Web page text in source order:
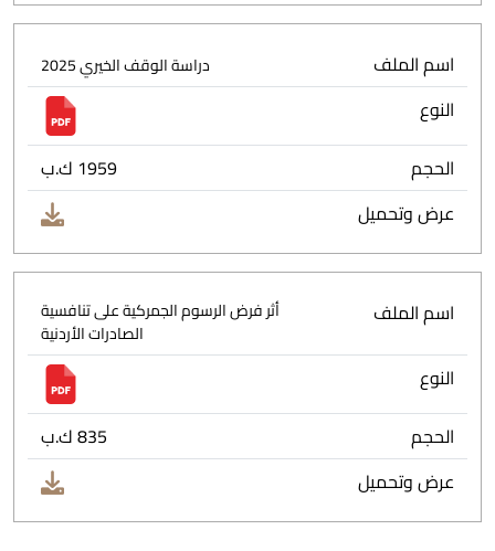
اسم الملف دراسة الوقف الخيري 2025
النوع
الحجم
1959 ك.ب
عرض وتحميل
اسم الملف
أثر فرض الرسوم الجمركية على تنافسية
الصادرات الأردنية
النوع
الحجم
835 ك.ب
عرض وتحميل